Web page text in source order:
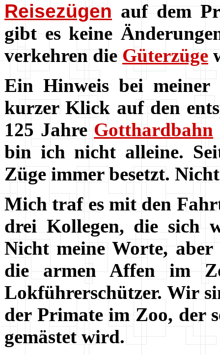
Reisezügen auf dem
gibt es keine
verkehren die Güterzüge
Ein Hinweis bei
kurzer Klick auf den
125 Jahre Gotthardbahn
bin ich nicht alleine.
Züge immer besetzt.
Mich traf es mit den
drei Kollegen, die sich
Nicht meine Worte,
die armen Affen im
Lokführerschützer. Wir
der Primate im Zoo, der
gemästet wird.